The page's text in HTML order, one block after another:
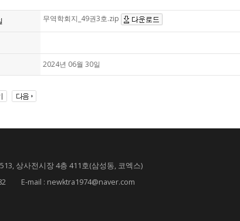
무역학회지_49권3호.zip
2024년 06월 30일
상사전시장 4층 411호(삼성동, 코엑스)
E-mail : newktra1974@naver.com